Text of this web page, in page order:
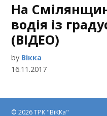
На
водія із
(ВІДЕО)
by Вікка
16.11.2017
© 2026 ТРК "ВіККа"